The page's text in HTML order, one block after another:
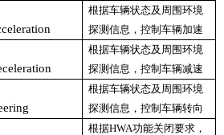
根据车辆状态及周围环境
探测信息，控制车辆加速
根据车辆状态及周围环境
探测信息，控制车辆减速
根据车辆状态及周围环境
探测信息，控制车辆转向
根据HWA功能关闭要求，